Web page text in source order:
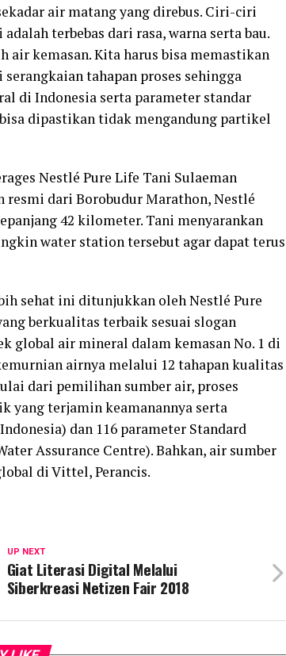
air matang yang direbus. Ciri-ciri
terbebas dari rasa, warna serta bau.
air kemasan. Kita harus bisa memastikan
tahapan proses sehingga
di Indonesia serta parameter standar
dipastikan tidak mengandung partikel
Nestlé Pure Life Tani Sulaeman
resmi dari Borobudur Marathon, Nestlé
42 kilometer. Tani menyarankan
water station tersebut agar dapat terus
sehat ini ditunjukkan oleh Nestlé Pure
berkualitas terbaik sesuai slogan
global air mineral dalam kemasan No. 1 di
airnya melalui 12 tahapan kualitas
dari pemilihan sumber air, proses
yang terjamin keamanannya serta
dan 116 parameter Standard
Assurance Centre). Bahkan, air sumber
di Vittel, Perancis.
UP NEXT
Giat Literasi Digital Melalui
Siberkreasi Netizen Fair 2018